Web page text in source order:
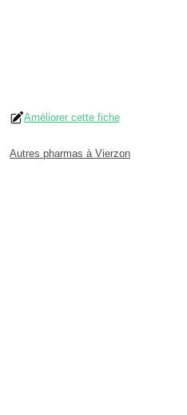
Améliorer cette fiche
Autres pharmas à Vierzon